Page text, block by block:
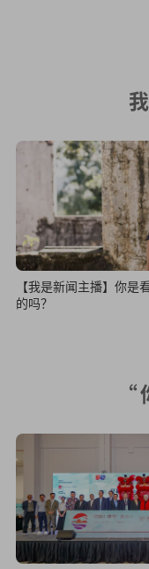
【我是新闻主播】你是
的吗？
“